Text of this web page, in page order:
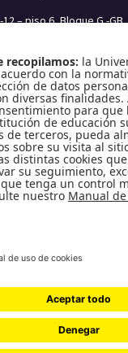
– piso 6, Bloque G -GB
| (601) 339 49 49 Ext.: 2500
Decreto 1297 del 30